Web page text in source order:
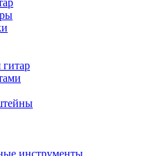
инструменты